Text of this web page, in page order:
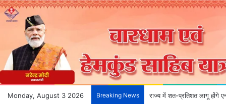
Monday, August 3 2026 Breaking News राज्य में शत-प्रतिशत लागू होंगे